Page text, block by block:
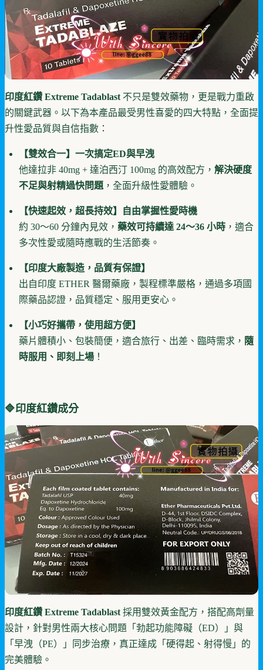
印度紅鑽 Extreme Tadablast 不只是雙效藥物，更是戰力重啟
的關鍵武器。以下為本產品最受男性喜愛的四大特點，全面提
升性愛品質與自信指數：
【雙效合一】一次搞定ED與早洩
他達拉非 40mg + 達泊西汀 100mg 的高效配方， 解決硬度
不足與射精過快問題 ，全面升級性愛體驗。
【快速起效，超長持效】自由掌握性愛時機
約 30～60 分鐘內見效， 藥效可持續達 24～36 小時 ，適合
多次性愛或隨時應戰的生活節奏。
【印度大廠製造，品質有保證】
出自印度 ETHER 醫爾藥廠，製程標準嚴格，通過多項國
際藥品認證，品質穩定、服用更安心。
【小巧好攜帶，使用超方便】
藥片體積小、包裝簡便，適合旅行、出差、臨時需求， 隨
時服用、即刻上場 ！
🔷印度紅鑽成分
印度紅鑽 Extreme Tadablast 採用雙效黃金配方，搭配高劑量
設計，針對男性兩大核心問題「勃起功能障礙（ED）」與
「早洩（PE）」同步治療，真正達成「硬得起、射得慢」的
完美體驗。